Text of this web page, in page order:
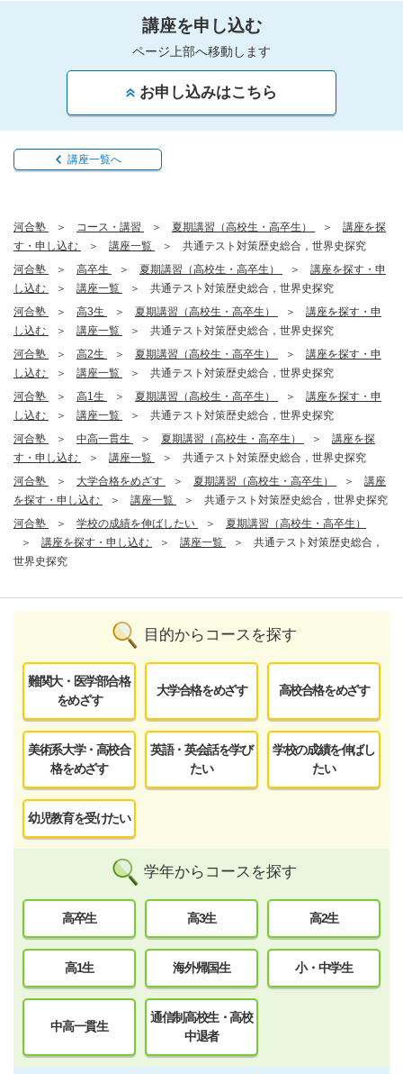
講座を申し込む
ページ上部へ移動します
お申し込みはこちら
講座一覧へ
河合塾 コース・講習 夏期講習（高校生・高卒生）
講座を探
す・申し込む
講座一覧
共通テスト対策歴史総合，世界史探究
河合塾
高卒生 夏期講習（高校生・高卒生）
講座を探す・申
し込む
講座一覧
共通テスト対策歴史総合，世界史探究
河合塾
高3生 夏期講習（高校生・高卒生）
講座を探す・申
し込む
講座一覧
共通テスト対策歴史総合，世界史探究
河合塾
高2生 夏期講習（高校生・高卒生）
講座を探す・申
し込む
講座一覧
共通テスト対策歴史総合，世界史探究
河合塾
高1生 夏期講習（高校生・高卒生）
講座を探す・申
し込む
講座一覧
共通テスト対策歴史総合，世界史探究
河合塾
中高一貫生 夏期講習（高校生・高卒生）
講座を探
す・申し込む
講座一覧
共通テスト対策歴史総合，世界史探究
河合塾
大学合格をめざす 夏期講習（高校生・高卒生）
講座
を探す・申し込む
講座一覧
共通テスト対策歴史総合，世界史探究
河合塾
学校の成績を伸ばしたい
夏期講習（高校生・高卒生）
講座を探す・申し込む
講座一覧
共通テスト対策歴史総合，
世界史探究
目的からコースを探す
難関大・医学部合格
をめざす
大学合格をめざす 高校合格をめざす
美術系大学・高校合
格をめざす
英語・英会話を学び
たい
学校の成績を伸ばし
たい
幼児教育を受けたい
学年からコースを探す
高卒生 高3生 高2生
高1生 海外帰国生 小・中学生
中高一貫生
通信制高校生・高校
中退者